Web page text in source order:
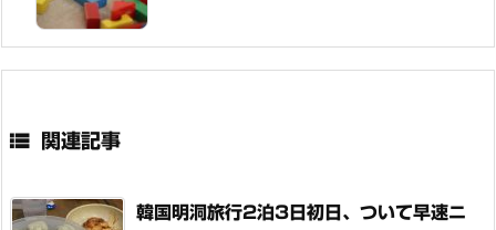
 関連記事
韓国明洞旅行2泊3日初日、ついて早速ニ